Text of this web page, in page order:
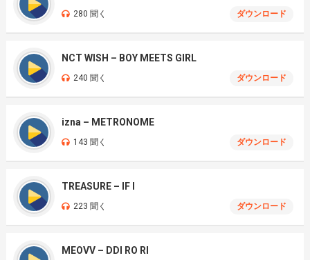
280 聞く ダウンロード
NCT WISH – BOY MEETS GIRL
240 聞く ダウンロード
izna – METRONOME
143 聞く ダウンロード
TREASURE – IF I
223 聞く ダウンロード
MEOVV – DDI RO RI